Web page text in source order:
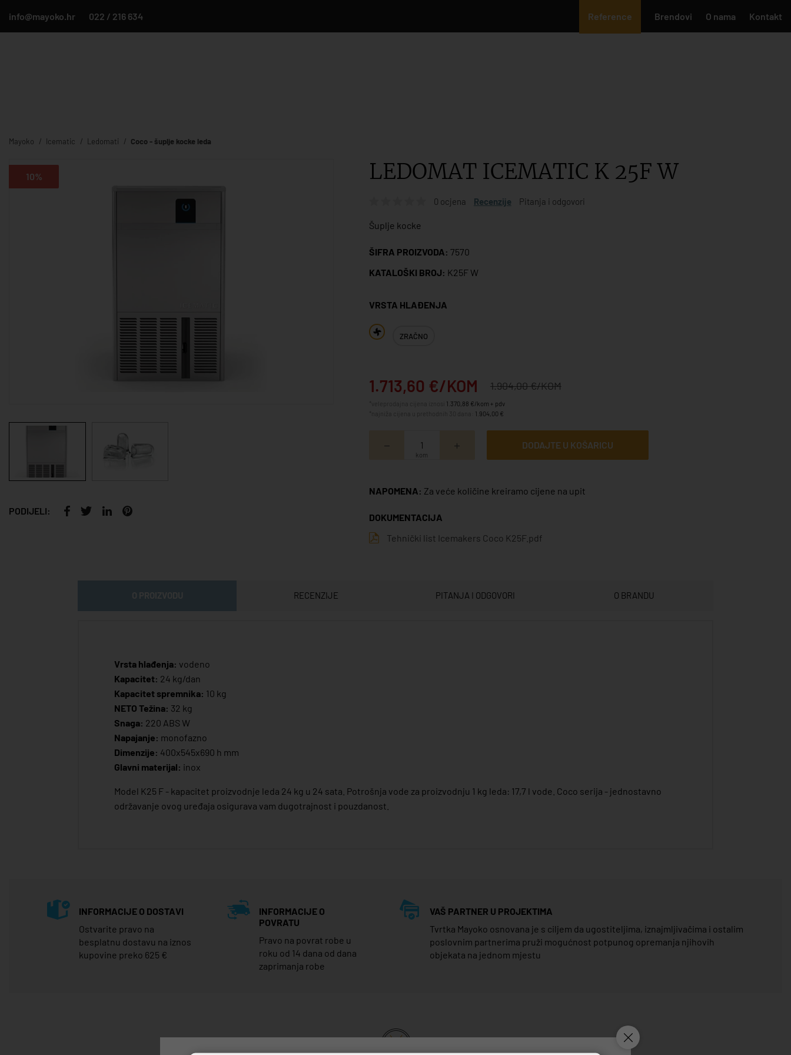
info@mayoko.hr 022 / 216 634 Reference Brendovi O nama Kontakt
Mayoko Icematic Ledomati Coco - šuplje kocke leda
10%
PODIJELI:
LEDOMAT ICEMATIC K 25F W
0 ocjena Recenzije Pitanja i odgovori
Šuplje kocke
ŠIFRA PROIZVODA: 7570
KATALOŠKI BROJ: K25F W
VRSTA HLAĐENJA
ZRAČNO
1.713,60 €/KOM 1.904,00 €/KOM
1.370,88 €/kom + pdv
1.904,00 €
kom
DODAJTE U KOŠARICU
NAPOMENA: Za veće količine kreiramo cijene na upit
DOKUMENTACIJA
Tehnički list Icemakers Coco K25F.pdf
RECENZIJE PITANJA I ODGOVORI O BRANDU
Vrsta hlađenja: vodeno
Kapacitet: 24 kg/dan
Kapacitet spremnika: 10 kg
NETO Težina: 32 kg
Snaga: 220 ABS W
Napajanje: monofazno
Dimenzije: 400x545x690 h mm
Glavni materijal: inox
Model K25 F - kapacitet proizvodnje leda 24 kg u 24 sata. Potrošnja vode za proizvodnju 1 kg leda: 17,7 l vode. Coco serija - jednostavno
održavanje ovog uređaja osigurava vam dugotrajnost i pouzdanost.
INFORMACIJE O DOSTAVI
Ostvarite pravo na
besplatnu dostavu na iznos
kupovine preko 625 €
INFORMACIJE O
POVRATU
Pravo na povrat robe u
roku od 14 dana od dana
zaprimanja robe
VAŠ PARTNER U PROJEKTIMA
Tvrtka Mayoko osnovana je s ciljem da ugostiteljima, iznajmljivačima i ostalim
poslovnim partnerima pruži mogućnost potpunog opremanja njihovih
objekata na jednom mjestu